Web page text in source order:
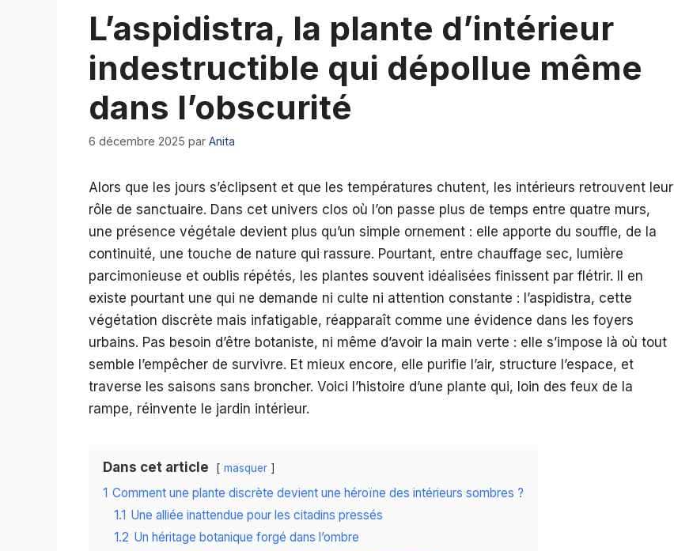
L’aspidistra, la plante d’intérieur
indestructible qui dépollue même
dans l’obscurité
6 décembre 2025 par Anita
Alors que les jours s’éclipsent et que les températures chutent, les intérieurs retrouvent leur
rôle de sanctuaire. Dans cet univers clos où l’on passe plus de temps entre quatre murs,
une présence végétale devient plus qu’un simple ornement : elle apporte du souffle, de la
continuité, une touche de nature qui rassure. Pourtant, entre chauffage sec, lumière
parcimonieuse et oublis répétés, les plantes souvent idéalisées finissent par flétrir. Il en
existe pourtant une qui ne demande ni culte ni attention constante : l’aspidistra, cette
végétation discrète mais infatigable, réapparaît comme une évidence dans les foyers
urbains. Pas besoin d’être botaniste, ni même d’avoir la main verte : elle s’impose là où tout
semble l’empêcher de survivre. Et mieux encore, elle purifie l’air, structure l’espace, et
traverse les saisons sans broncher. Voici l’histoire d’une plante qui, loin des feux de la
rampe, réinvente le jardin intérieur.
Dans cet article masquer
1 Comment une plante discrète devient une héroïne des intérieurs sombres ?
1.1 Une alliée inattendue pour les citadins pressés
1.2 Un héritage botanique forgé dans l’ombre